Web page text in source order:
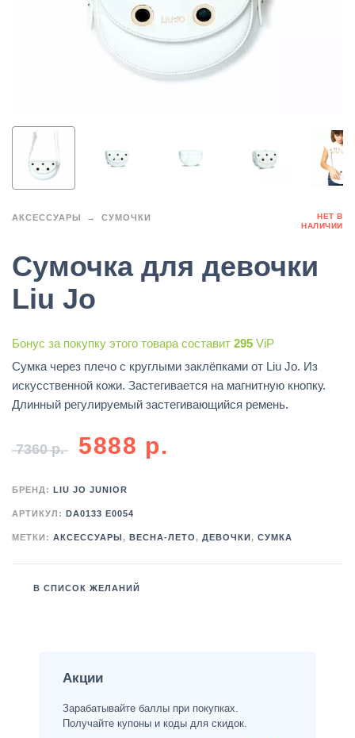
АКСЕССУАРЫ СУМОЧКИ
НЕТ В
НАЛИЧИИ
Сумочка для девочки
Liu Jo
Бонус за покупку этого товара составит 295 ViP
Сумка через плечо с круглыми заклёпками от Liu Jo. Из
искусственной кожи. Застегивается на магнитную кнопку.
Длинный регулируемый застегивающийся ремень.
7360р. 5888 р.
БРЕНД: LIU JO JUNIOR
АРТИКУЛ: DA0133 E0054
МЕТКИ: АКСЕССУАРЫ , ВЕСНА-ЛЕТО, ДЕВОЧКИ , СУМКА
В СПИСОК ЖЕЛАНИЙ
Акции
Зарабатывайте баллы при покупках.
Получайте купоны и коды для скидок.